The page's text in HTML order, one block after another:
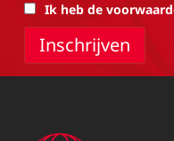
Ik heb de